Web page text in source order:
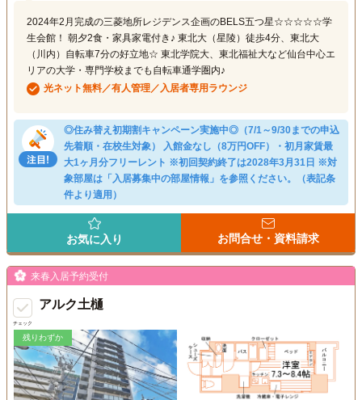
2024年2月完成の三菱地所レジデンス企画のBELS五つ星☆☆☆☆☆学
生会館！ 朝夕2食・家具家電付き♪ 東北大（星陵）徒歩4分、東北大
（川内）自転車7分の好立地☆ 東北学院大、東北福祉大など仙台中心エ
リアの大学・専門学校までも自転車通学圏内♪
光ネット無料／有人管理／入居者専用ラウンジ
◎住み替え初期割キャンペーン実施中◎（7/1～9/30までの申込
先着順・在校生対象） 入館金なし（8万円OFF）・初月家賃最
大1ヶ月分フリーレント ※初回契約終了は2028年3月31日 ※対
象部屋は「入居募集中の部屋情報」を参照ください。（表記条
件より適用）
お気に入り お問合せ・資料請求
チェック
来春入居予約受付
アルク土樋
残りわずか